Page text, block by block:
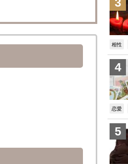
相性
恋愛